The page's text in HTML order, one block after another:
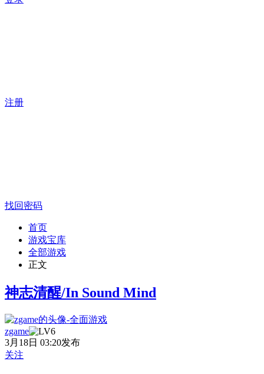
注册
找回密码
首页
游戏宝库
全部游戏
正文
神志清醒/In Sound Mind
zgame
3月18日 03:20发布
关注